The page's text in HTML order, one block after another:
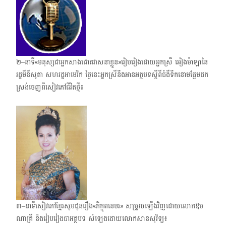
២–នាទី«មនុស្សជាអ្នកសាងជោគវាសនាខ្លួន»រៀបរៀងដោយអ្នកស្រី អៀងម៉ាឡានៃ
រដ្ឋមីនីសូតា សហរដ្ឋអាមេរិក ថ្ងៃនេះអ្នកស្រីនឹងអានអត្ថបទស្តីពីជំងឺទឹកនោមផ្អែមដក
ស្រង់ចេញ​ពីសៀវភៅជីវិតថ្មី៖
៣–នាទីសៀវភៅខ្មែរសូមជូនរឿង«ភិក្ខុពនេចរ» សម្រួលឡើងវិញដោយលោកឱម
ណាគ្រី និងរៀបរៀងជាអត្ថបទ សំឡេងដោយលោកសានសុវិទ្យ៖